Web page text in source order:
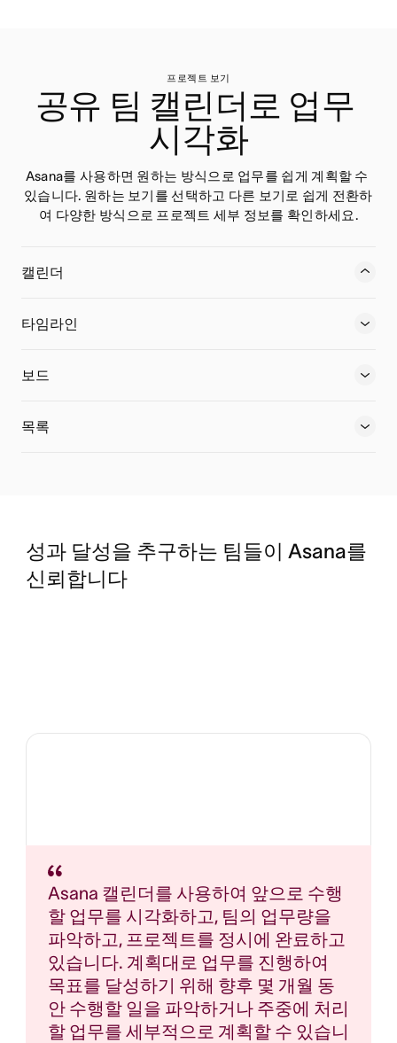
프로젝트 보기
공유 팀 캘린더로 업무
시각화
Asana를 사용하면 원하는 방식으로 업무를 쉽게 계획할 수
있습니다. 원하는 보기를 선택하고 다른 보기로 쉽게 전환하
여 다양한 방식으로 프로젝트 세부 정보를 확인하세요.
캘린더
상태를 추적하세요.
타임라인
타임라인에 대해 더 알아보기
보드
목록
성과 달성을 추구하는 팀들이 Asana를
신뢰합니다
Asana 캘린더를 사용하여 앞으로 수행
할 업무를 시각화하고, 팀의 업무량을
파악하고, 프로젝트를 정시에 완료하고
있습니다. 계획대로 업무를 진행하여
목표를 달성하기 위해 향후 몇 개월 동
안 수행할 일을 파악하거나 주중에 처리
할 업무를 세부적으로 계획할 수 있습니